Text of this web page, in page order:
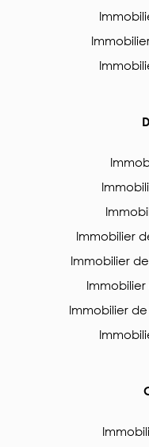
Immobilier
Immobilier
Immobilier